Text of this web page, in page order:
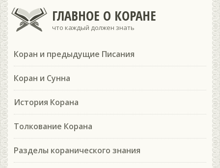
ГЛАВНОЕ О КОРАНЕ
что каждый должен знать
Коран и предыдущие Писания
Коран и Сунна
История Корана
Толкование Корана
Разделы коранического знания